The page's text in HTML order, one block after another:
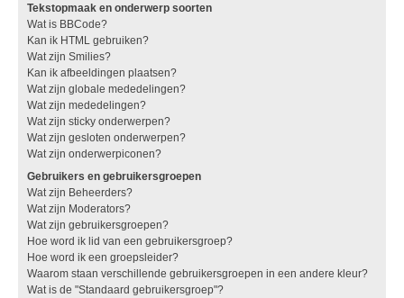
Tekstopmaak en onderwerp soorten
Wat is BBCode?
Kan ik HTML gebruiken?
Wat zijn Smilies?
Kan ik afbeeldingen plaatsen?
Wat zijn globale mededelingen?
Wat zijn mededelingen?
Wat zijn sticky onderwerpen?
Wat zijn gesloten onderwerpen?
Wat zijn onderwerpiconen?
Gebruikers en gebruikersgroepen
Wat zijn Beheerders?
Wat zijn Moderators?
Wat zijn gebruikersgroepen?
Hoe word ik lid van een gebruikersgroep?
Hoe word ik een groepsleider?
Waarom staan verschillende gebruikersgroepen in een andere kleur?
Wat is de "Standaard gebruikersgroep"?